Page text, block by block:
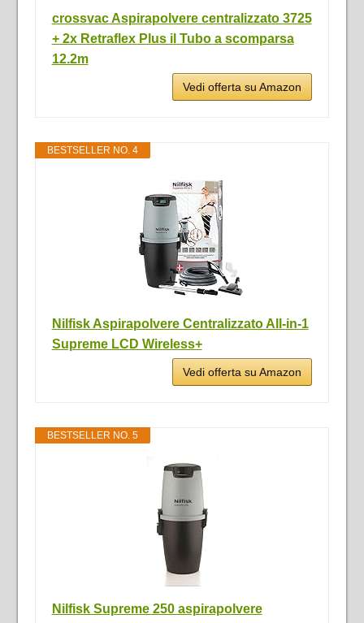
crossvac Aspirapolvere centralizzato 3725
+ 2x Retraflex Plus il Tubo a scomparsa
12.2m
Vedi offerta su Amazon
BESTSELLER NO. 4
Nilfisk Aspirapolvere Centralizzato All-in-1
Supreme LCD Wireless+
Vedi offerta su Amazon
BESTSELLER NO. 5
Nilfisk Supreme 250 aspirapolvere